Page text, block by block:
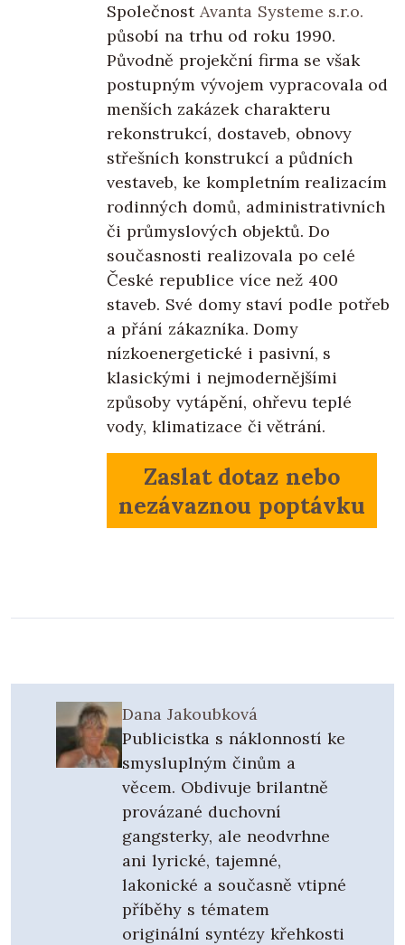
Společnost Avanta Systeme s.r.o.
působí na trhu od roku 1990.
Původně projekční firma se však
postupným vývojem vypracovala od
menších zakázek charakteru
rekonstrukcí, dostaveb, obnovy
střešních konstrukcí a půdních
vestaveb, ke kompletním realizacím
rodinných domů, administrativních
či průmyslových objektů. Do
současnosti realizovala po celé
České republice více než 400
staveb. Své domy staví podle potřeb
a přání zákazníka. Domy
nízkoenergetické i pasivní, s
klasickými i nejmodernějšími
způsoby vytápění, ohřevu teplé
vody, klimatizace či větrání.
Zaslat dotaz nebo
nezávaznou poptávku
Dana Jakoubková
Publicistka s náklonností ke
smysluplným činům a
věcem. Obdivuje brilantně
provázané duchovní
gangsterky, ale neodvrhne
ani lyrické, tajemné,
lakonické a současně vtipné
příběhy s tématem
originální syntézy křehkosti